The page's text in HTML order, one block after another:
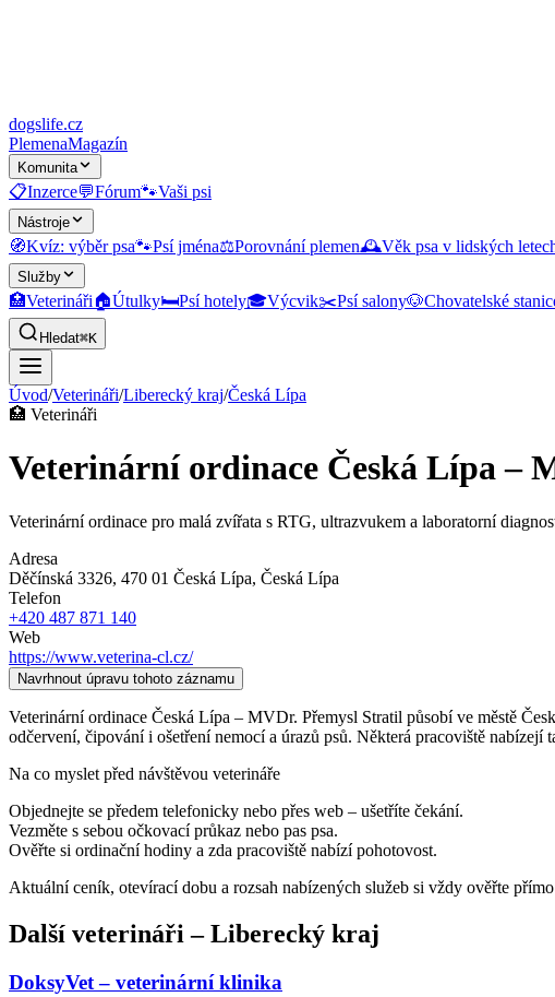
dogslife.cz
PlemenaMagazín
Komunita
📋Inzerce💬Fórum🐾Vaši psi
Nástroje
🧭Kvíz: výběr psa🐾Psí jména⚖️Porovnání plemen🕰️Věk psa v lidských
Služby
🏥Veterináři🏠Útulky🛏️Psí hotely🎓Výcvik✂️Psí salony🐶Chovatelské
Hledat⌘K
Úvod/Veterináři/Liberecký kraj/Česká Lípa
🏥 Veterináři
Veterinární ordinace Česká Lípa –
Veterinární ordinace pro malá zvířata s RTG, ultrazvukem a laboratorní
Adresa
Děčínská 3326, 470 01 Česká Lípa, Česká Lípa
Telefon
+420 487 871 140
Web
https://www.veterina-cl.cz/
Navrhnout úpravu tohoto záznamu
Veterinární ordinace Česká Lípa – MVDr. Přemysl Stratil působí ve městě
odčervení, čipování i ošetření nemocí a úrazů psů. Některá pracoviště
Na co myslet před návštěvou veterináře
Objednejte se předem telefonicky nebo přes web – ušetříte čekání.
Vezměte s sebou očkovací průkaz nebo pas psa.
Ověřte si ordinační hodiny a zda pracoviště nabízí pohotovost.
Aktuální ceník, otevírací dobu a rozsah nabízených služeb si vždy ověřte
Další veterináři –Liberecký kraj
DoksyVet – veterinární klinika